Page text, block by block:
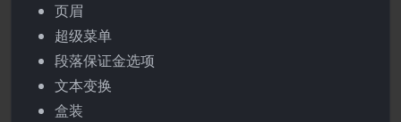
页眉
超级菜单
段落保证金选项
文本变换
盒装